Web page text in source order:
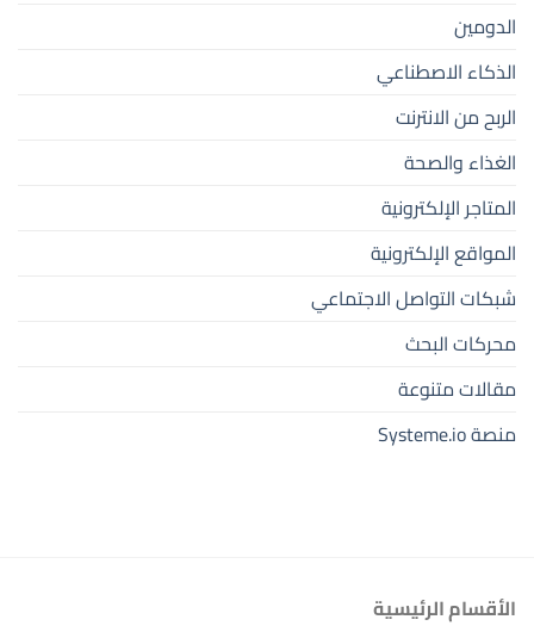
الدومين
الذكاء الاصطناعي
الربح من الانترنت
الغذاء والصحة
المتاجر الإلكترونية
المواقع الإلكترونية
شبكات التواصل الاجتماعي
محركات البحث
مقالات متنوعة
منصة Systeme.io
الأقسام الرئيسية